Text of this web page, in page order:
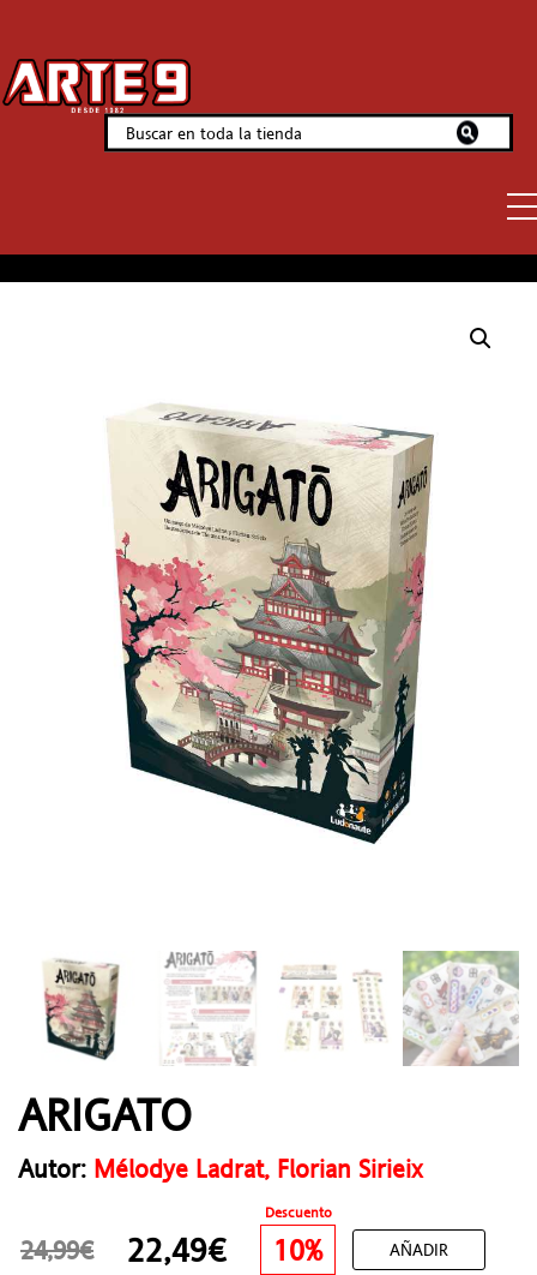
ARIGATO
Autor: Mélodye Ladrat, Florian Sirieix
Descuento
24,99€ 22,49€ 10% AÑADIR